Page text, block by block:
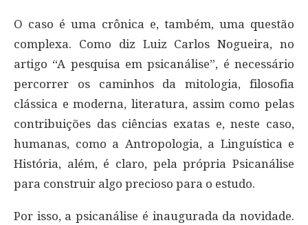
O caso é uma crônica e, também, uma questão
complexa. Como diz Luiz Carlos Nogueira, no
artigo “A pesquisa em psicanálise”, é necessário
percorrer os caminhos da mitologia, filosofia
clássica e moderna, literatura, assim como pelas
contribuições das ciências exatas e, neste caso,
humanas, como a Antropologia, a Linguística e
História, além, é claro, pela própria Psicanálise
para construir algo precioso para o estudo.
Por isso, a psicanálise é inaugurada da novidade.